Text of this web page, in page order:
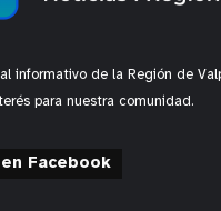
informativo de la Región de
para nuestra comunidad.
Facebook